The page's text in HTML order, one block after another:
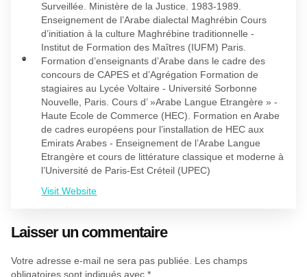
Surveillée. Ministère de la Justice. 1983-1989.
Enseignement de l’Arabe dialectal Maghrébin Cours
d’initiation à la culture Maghrébine traditionnelle -
Institut de Formation des Maîtres (IUFM) Paris.
Formation d’enseignants d’Arabe dans le cadre des
concours de CAPES et d’Agrégation Formation de
stagiaires au Lycée Voltaire - Université Sorbonne
Nouvelle, Paris. Cours d’ »Arabe Langue Etrangère » -
Haute Ecole de Commerce (HEC). Formation en Arabe
de cadres européens pour l’installation de HEC aux
Emirats Arabes - Enseignement de l’Arabe Langue
Etrangère et cours de littérature classique et moderne à
l’Université de Paris-Est Créteil (UPEC)
Visit Website
Laisser un commentaire
Votre adresse e-mail ne sera pas publiée.
Les champs
obligatoires sont indiqués avec *